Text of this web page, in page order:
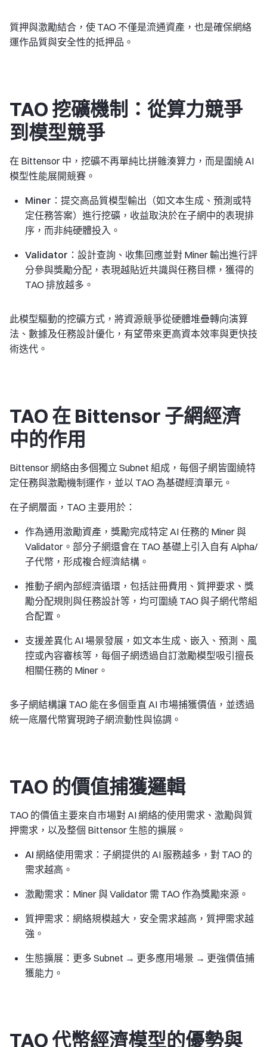
質押與激勵結合，使 TAO 不僅是流通資產，也是確保網絡
運作品質與安全性的抵押品。
TAO 挖礦機制：從算力競爭
到模型競爭
在 Bittensor 中，挖礦不再單純比拼雜湊算力，而是圍繞 AI
模型性能展開競賽。
Miner ：提交高品質模型輸出（如文本生成、預測或特
定任務答案）進行挖礦，收益取決於在子網中的表現排
序，而非純硬體投入。
Validator ：設計查詢、收集回應並對 Miner 輸出進行評
分參與獎勵分配，表現越貼近共識與任務目標，獲得的
TAO 排放越多。
此模型驅動的挖礦方式，將資源競爭從硬體堆疊轉向演算
法、數據及任務設計優化，有望帶來更高資本效率與更快技
術迭代。
TAO 在 Bittensor 子網經濟
中的作用
Bittensor 網絡由多個獨立 Subnet 組成，每個子網皆圍繞特
定任務與激勵機制運作，並以 TAO 為基礎經濟單元。
在子網層面，TAO 主要用於：
作為通用激勵資產，獎勵完成特定 AI 任務的 Miner 與
Validator。部分子網還會在 TAO 基礎上引入自有 Alpha/
子代幣，形成複合經濟結構。
推動子網內部經濟循環，包括註冊費用、質押要求、獎
勵分配規則與任務設計等，均可圍繞 TAO 與子網代幣組
合配置。
支援差異化 AI 場景發展，如文本生成、嵌入、預測、風
控或內容審核等，每個子網透過自訂激勵模型吸引擅長
相關任務的 Miner。
多子網結構讓 TAO 能在多個垂直 AI 市場捕獲價值，並透過
統一底層代幣實現跨子網流動性與協調。
TAO 的價值捕獲邏輯
TAO 的價值主要來自市場對 AI 網絡的使用需求、激勵與質
押需求，以及整個 Bittensor 生態的擴展。
AI 網絡使用需求 ：子網提供的 AI 服務越多，對 TAO 的
需求越高。
激勵需求 ：Miner 與 Validator 需 TAO 作為獎勵來源。
質押需求 ：網絡規模越大，安全需求越高，質押需求越
強。
生態擴展 ：更多 Subnet → 更多應用場景 → 更強價值捕
獲能力。
TAO 代幣經濟模型的優勢與